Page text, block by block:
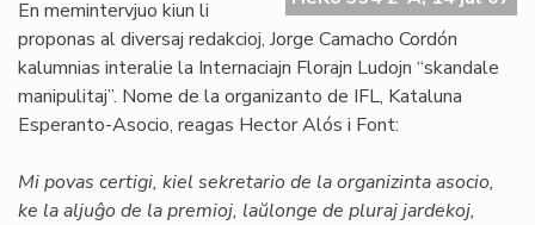
En memintervjuo kiun li
proponas al diversaj redakcioj, Jorge Camacho Cordón
kalumnias interalie la Internaciajn Florajn Ludojn “skandale
manipulitaj”. Nome de la organizanto de IFL, Kataluna
Esperanto-Asocio, reagas Hector Alós i Font:
Mi povas certigi, kiel sekretario de la organizinta asocio,
ke la aljuĝo de la premioj, laŭlonge de pluraj jardekoj,